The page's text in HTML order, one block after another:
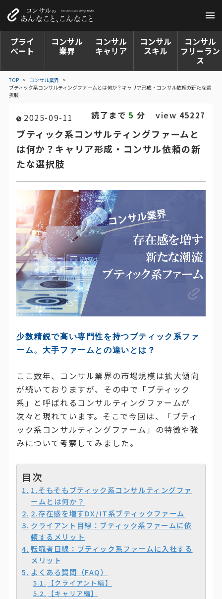
プライ
ベート
コンサル
業界
コンサル
キャリア
コンサル
スキル
コンサル
フリーラン
ス
TOP > コンサル業界 >
ブティック系コンサルティングファームとは何か？キャリア形成・コンサル依頼の新たな選
択肢
2025-09-11 view 45227
読了まで 5 分
ブティック系コンサルティングファームと
は何か？キャリア形成・コンサル依頼の新
たな選択肢
少数精鋭で高い専門性を持つブティック系ファ
ーム。大手ファームとの違いとは？
ここ数年、コンサル業界の市場規模は拡大傾向
が続いておりますが、その中で「ブティック
系」と呼ばれるコンサルティングファームが
次々と現れています。そこで今回は、「ブティ
ック系コンサルティングファーム」の特徴や強
みについて考察してみました。
目次
1.そもそもブティック系コンサルティングファ
ームとは何か？
2.存在感を増すDX/IT系ブティックファーム
クライアント目線：ブティック系ファームに依
頼するメリット
転職者目線：ブティック系ファームに入社する
メリット
よくある質問（FAQ）
【クライアント編】
【キャリア編】